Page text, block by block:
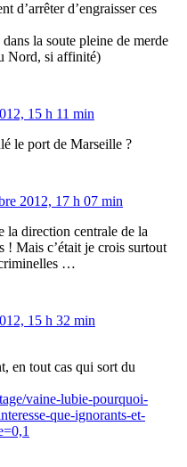
d’arrêter d’engraisser ces
la soute pleine de merde
Nord, si affinité)
15 h 11 min
le port de Marseille ?
2012, 17 h 07 min
la direction centrale de la
! Mais c’était je crois surtout
…
15 h 32 min
en tout cas qui sort du
vaine-lubie-pourquoi-
que-ignorants-et-